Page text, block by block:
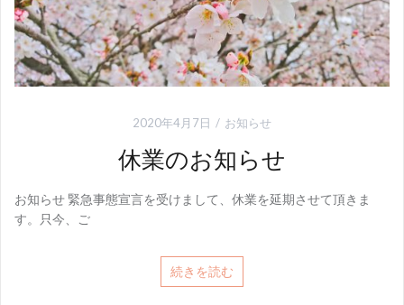
2020年4月7日 お知らせ
休業のお知らせ
お知らせ 緊急事態宣言を受けまして、休業を延期させて頂きま
す。只今、ご
続きを読む